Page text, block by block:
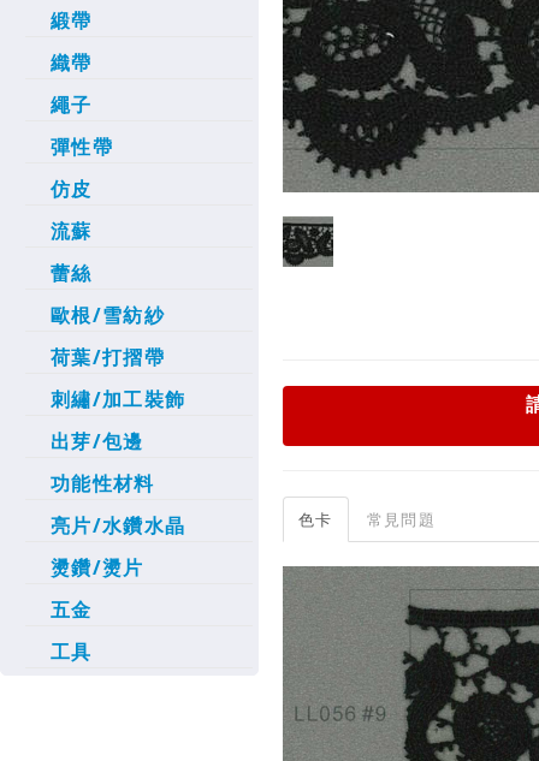
緞帶
織帶
繩子
彈性帶
仿皮
流蘇
蕾絲
歐根/雪紡紗
荷葉/打摺帶
刺繡/加工裝飾
出芽/包邊
功能性材料
亮片/水鑽水晶
燙鑽/燙片
五金
工具
色卡 常見問題